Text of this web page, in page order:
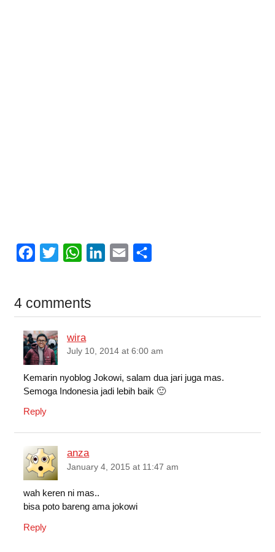
e
o
o
k
t
W
t
A
p
n
4 comments
wira
July 10, 2014 at 6:00 am
Kemarin nyoblog Jokowi, salam dua jari juga mas.
Semoga Indonesia jadi lebih baik 🙂
Reply
anza
January 4, 2015 at 11:47 am
wah keren ni mas..
bisa poto bareng ama jokowi
Reply